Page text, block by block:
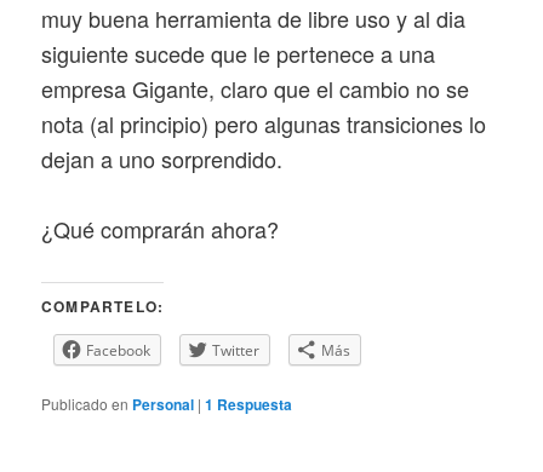
muy buena herramienta de libre uso y al dia
siguiente sucede que le pertenece a una
empresa Gigante, claro que el cambio no se
nota (al principio) pero algunas transiciones lo
dejan a uno sorprendido.
¿Qué comprarán ahora?
COMPARTELO:
Facebook Twitter Más
Publicado en Personal |1 Respuesta